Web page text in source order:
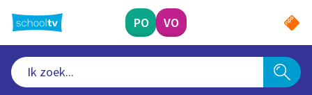
naar
hoofdinhoud
PO VO